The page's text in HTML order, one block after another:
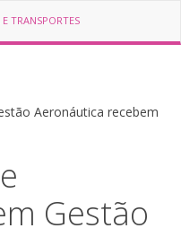
TRANSPORTES
Aeronáutica recebem
Gestão